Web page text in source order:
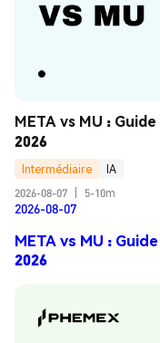
META vs MU :
2026
Intermédiaire
IA
2026-08-07
5-10m
2026-08-07
META vs MU :
2026